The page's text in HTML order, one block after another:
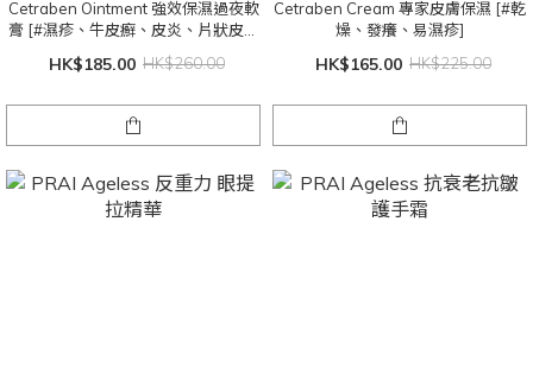
Cetraben Ointment 強效保濕過夜軟
膏 [#濕疹、牛皮癬、皮炎、片狀皮膚
HK$185.00 HK$260.00
Cetraben Cream 專家皮膚保濕 [#乾
燥、發癢、易濕疹]
HK$165.00 HK$225.00